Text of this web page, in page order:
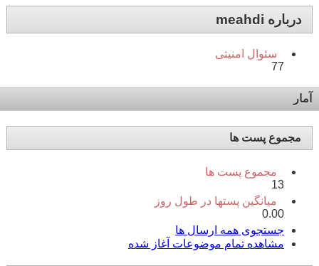
درباره meahdi
سئوال امنیتی
77
آمار
مجموع پست ها
مجموع پست ها
13
میانگین پستها در طول روز
0.00
جستجوی همه ارسال ها
مشاهده تمام موضوعات آغاز شده